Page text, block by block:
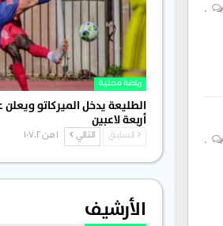
رياضة محلية
الطليعة يدخل الميركاتو
أربعة لاعبين
السابق التالي 1 من 1٬702
الأرشيف